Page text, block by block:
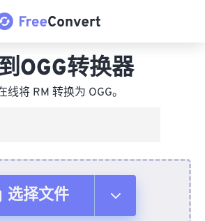
OGG转换器
线将 RM 转换为 OGG。
选择文件